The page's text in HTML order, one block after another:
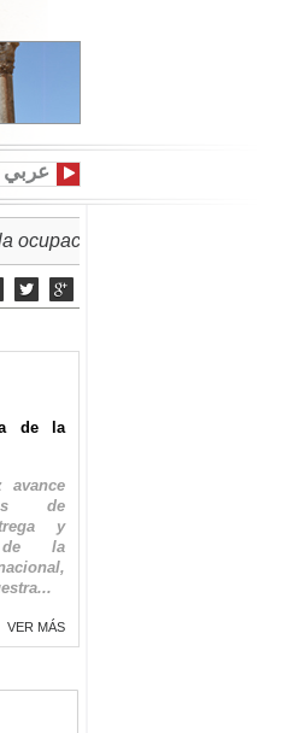
عربي
israelí
 
de la
avance
de
y
de la
VER MÁS